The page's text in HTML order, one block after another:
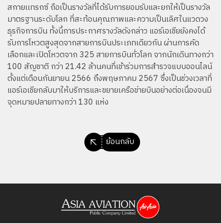
สกายเเทรกซ์ ถือเป็นรางวัลที่ได้รับการยอมรับและยกให้เป็นรางวัล
มาตรฐานระดับโลก ที่สะท้อนคุณภาพและความเป็นเลิศในแวดวง
ธุรกิจการบิน ทั้งนี้การประกาศรางวัลดังกล่าว แอร์เอเชียยังคงได้
รับการโหวตสูงสุดจากสายการบินประเภทเดียวกัน ผ่านการคัด
เลือกและเปิดโหวตจาก 325 สายการบินทั่วโลก จากนักเดินทางกว่า
100 สัญชาติ กว่า 21.42 ล้านคนที่เข้าร่วมการสำรวจแบบออนไลน์
ตั้งแต่เดือนกันยายน 2566 ถึงพฤษภาคม 2567 ซึ่งเป็นช่วงเวลาที่
แอร์เอเชียกลับมาให้บริการและขยายเครือข่ายบินอย่างต่อเนื่องจนมี
จุดหมายปลายทางกว่า 130 แห่ง
ย้อนกลับ